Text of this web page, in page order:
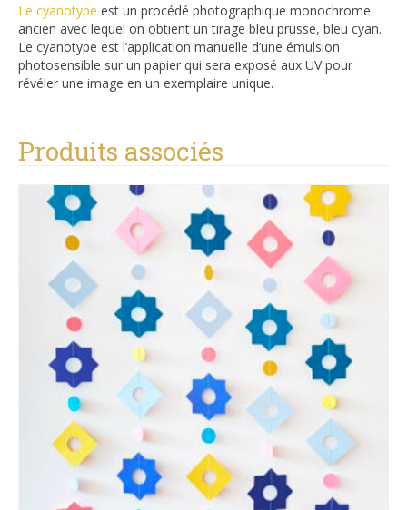
Le cyanotype est un procédé photographique monochrome
ancien avec lequel on obtient un tirage bleu prusse, bleu cyan.
Le cyanotype est l’application manuelle d’une émulsion
photosensible sur un papier qui sera exposé aux UV pour
révéler une image en un exemplaire unique.
Produits associés